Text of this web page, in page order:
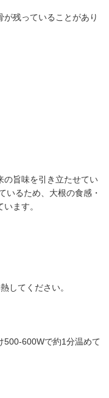
残っていることがあり
の旨味を引き立たせてい
いるため、大根の食感・
ます。
してください。
500-600Wで約1分温めて